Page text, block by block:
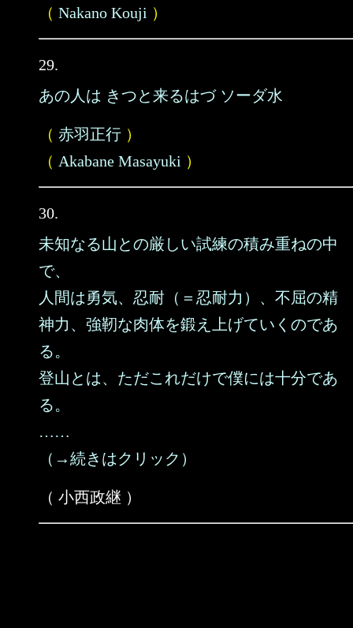
（ Nakano Kouji ）
29.
あの人は きつと来るはづ ソーダ水
（ 赤羽正行 ）
（ Akabane Masayuki ）
30.
未知なる山との厳しい試練の積み重ねの中
で、
人間は勇気、忍耐（＝忍耐力）、不屈の精
神力、強靭な肉体を鍛え上げていくのであ
る。
登山とは、ただこれだけで僕には十分であ
る。
……
（→続きはクリック）
（ 小西政継 ）